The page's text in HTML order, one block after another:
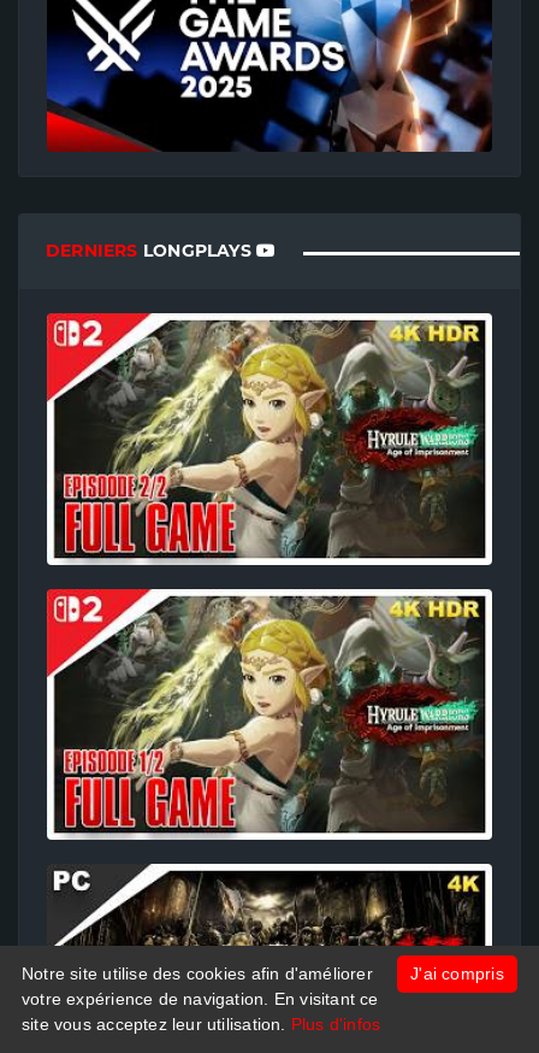
DERNIERS LONGPLAYS
J'ai compris
Notre site utilise des cookies afin d'améliorer
votre expérience de navigation. En visitant ce
site vous acceptez leur utilisation. Plus d'infos